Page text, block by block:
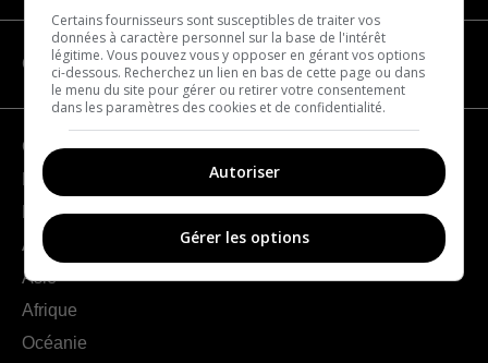
CATÉGORIES
Géographie
France
Europe
Amériques
Asie
Afrique
Océanie
Certains fournisseurs sont susceptibles de traiter vos
données à caractère personnel sur la base de l'intérêt
légitime. Vous pouvez vous y opposer en gérant vos options
ci-dessous. Recherchez un lien en bas de cette page ou dans
le menu du site pour gérer ou retirer votre consentement
dans les paramètres des cookies et de confidentialité.
Autoriser
Gérer les options